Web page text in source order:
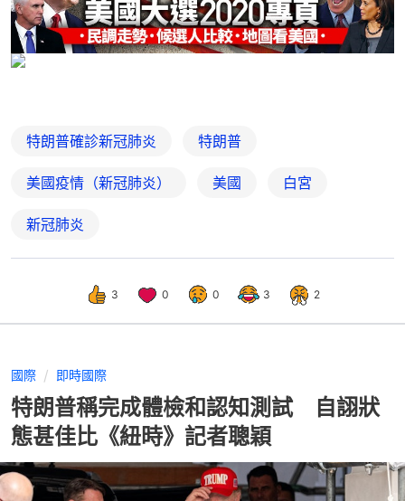
特朗普確診新冠肺炎 特朗普
美國疫情（新冠肺炎） 美國 白宮
新冠肺炎
3 0 0 3 2
國際 即時國際
特朗普稱完成體檢和認知測試 自詡狀
態甚佳比《紐時》記者聰穎